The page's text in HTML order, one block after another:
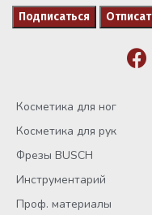
Косметика для ног
Косметика для рук
Фрезы BUSCH
Инструментарий
Проф. материалы